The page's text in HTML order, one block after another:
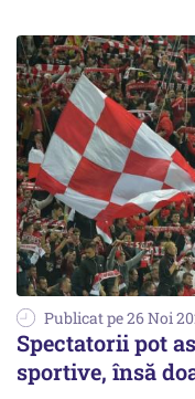
Publicat pe 26 Noi
Spectatorii pot
sportive, însă